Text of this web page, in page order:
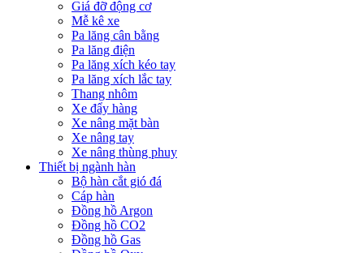
Giá đỡ động cơ
Mễ kê xe
Pa lăng cân bằng
Pa lăng điện
Pa lăng xích kéo tay
Pa lăng xích lắc tay
Thang nhôm
Xe đẩy hàng
Xe nâng mặt bàn
Xe nâng tay
Xe nâng thùng phuy
Thiết bị ngành hàn
Bộ hàn cắt gió đá
Cáp hàn
Đồng hồ Argon
Đồng hồ CO2
Đồng hồ Gas